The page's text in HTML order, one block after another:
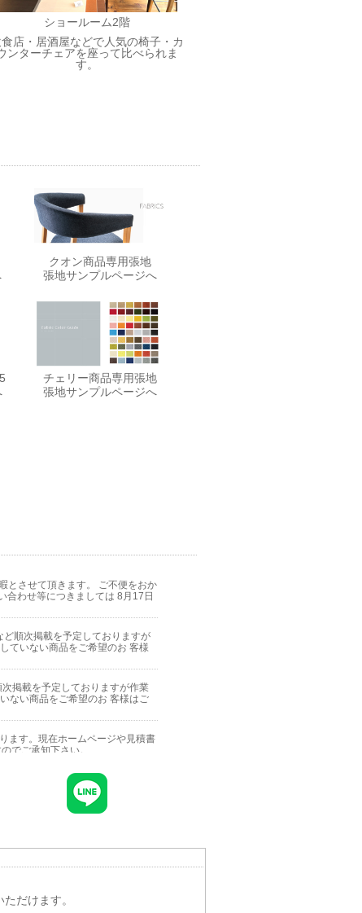
ショールーム2階
店・居酒屋などで人気の椅子・カ
ンターチェアを座って比べられま
す。
クオン商品専用張地
張地サンプルページへ
チェリー商品専用張地
張地サンプルページへ
だけます。